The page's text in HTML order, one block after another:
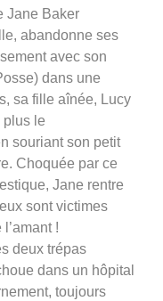
Jane Baker
abandonne ses
avec son
dans une
sa fille aînée, Lucy
plus le
souriant son petit
Choquée par ce
Jane rentre
sont victimes
!
deux trépas
dans un hôpital
toujours